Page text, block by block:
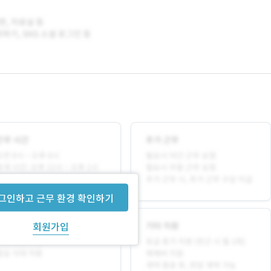
인하고 근무 환경 확인하기
회원가입